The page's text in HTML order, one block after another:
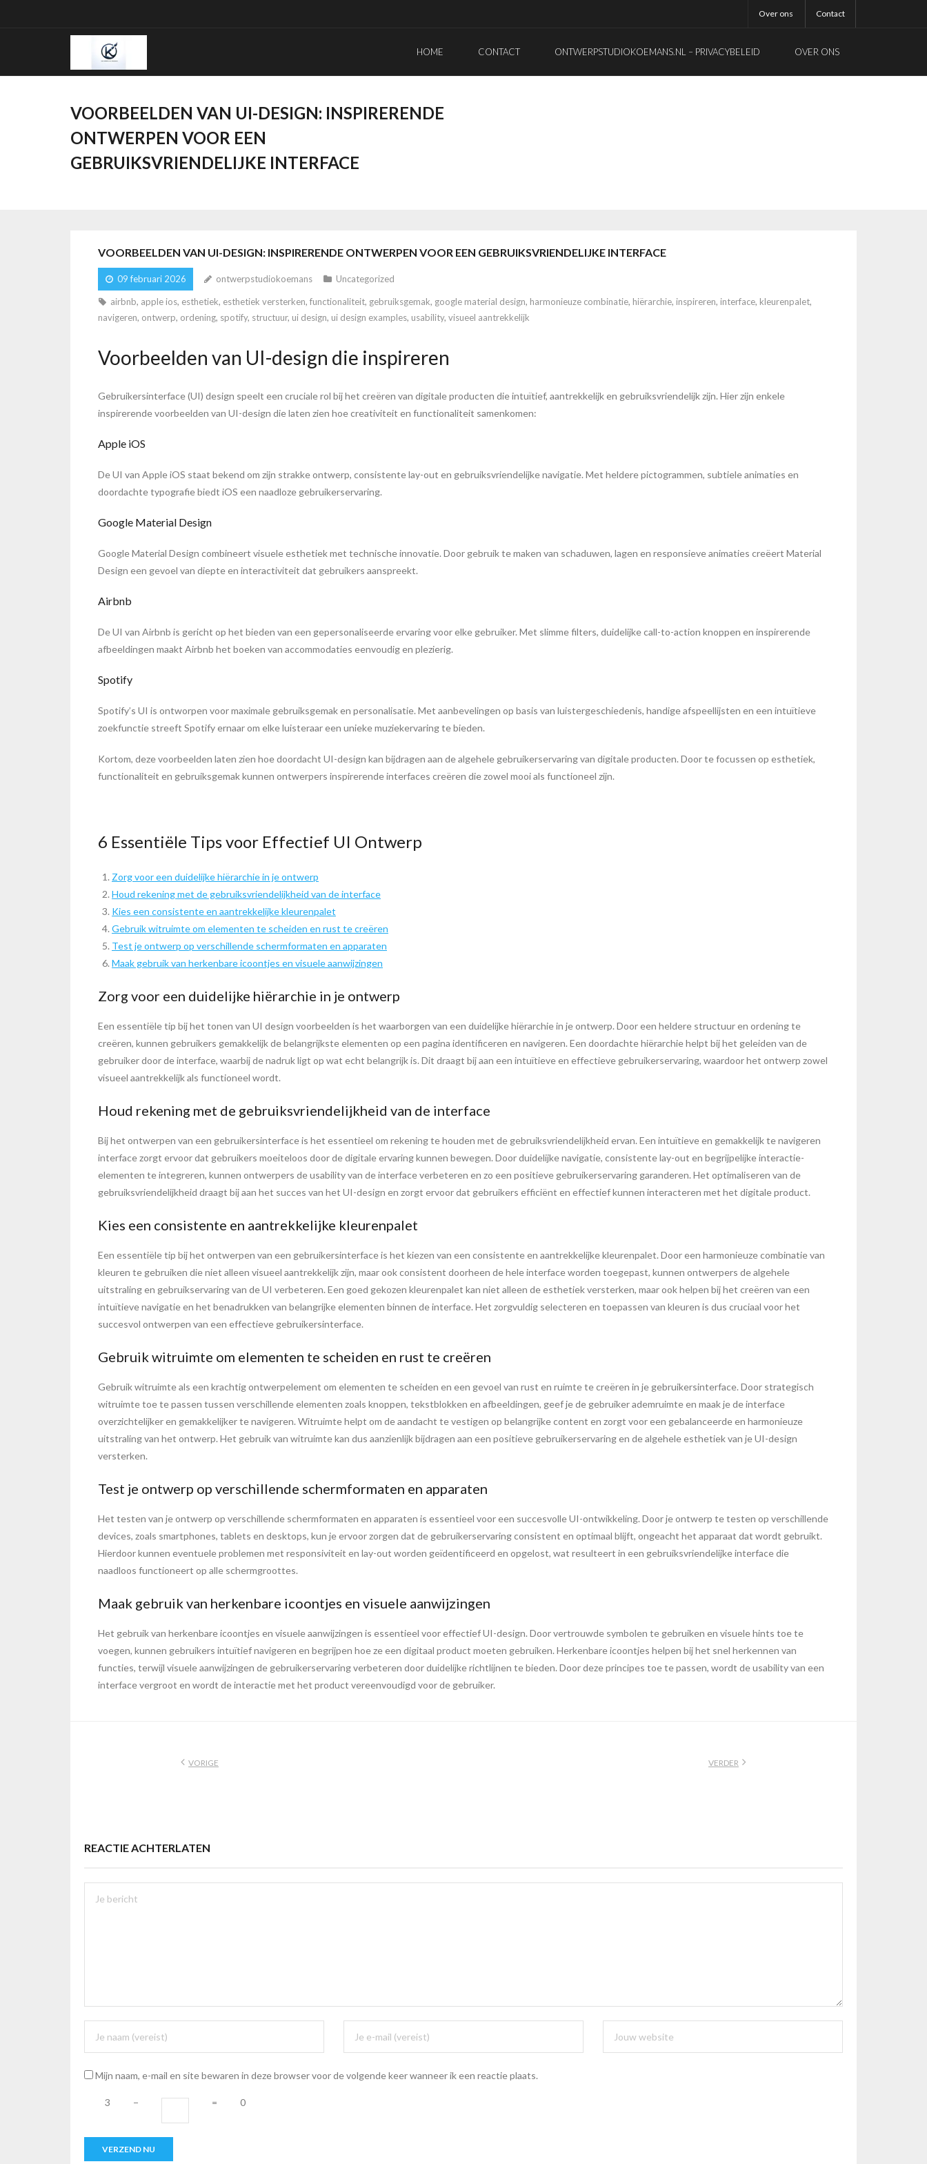
Over ons Contact
HOME CONTACT ONTWERPSTUDIOKOEMANS.NL – PRIVACYBELEID OVER ONS
VOORBEELDEN VAN UI-DESIGN: INSPIRERENDE
ONTWERPEN VOOR EEN
GEBRUIKSVRIENDELIJKE INTERFACE
VOORBEELDEN VAN UI-DESIGN: INSPIRERENDE ONTWERPEN VOOR EEN GEBRUIKSVRIENDELIJKE INTERFACE
09 februari 2026 ontwerpstudiokoemans Uncategorized
airbnb, apple ios, esthetiek, esthetiek versterken, functionaliteit, gebruiksgemak, google material design, harmonieuze combinatie, hiërarchie, inspireren, interface, kleurenpalet,
navigeren, ontwerp, ordening, spotify, structuur, ui design, ui design examples, usability, visueel aantrekkelijk
Voorbeelden van UI-design die inspireren
Gebruikersinterface (UI) design speelt een cruciale rol bij het creëren van digitale producten die intuïtief, aantrekkelijk en gebruiksvriendelijk zijn. Hier zijn enkele
inspirerende voorbeelden van UI-design die laten zien hoe creativiteit en functionaliteit samenkomen:
Apple iOS
De UI van Apple iOS staat bekend om zijn strakke ontwerp, consistente lay-out en gebruiksvriendelijke navigatie. Met heldere pictogrammen, subtiele animaties en
doordachte typografie biedt iOS een naadloze gebruikerservaring.
Google Material Design
Google Material Design combineert visuele esthetiek met technische innovatie. Door gebruik te maken van schaduwen, lagen en responsieve animaties creëert Material
Design een gevoel van diepte en interactiviteit dat gebruikers aanspreekt.
Airbnb
De UI van Airbnb is gericht op het bieden van een gepersonaliseerde ervaring voor elke gebruiker. Met slimme filters, duidelijke call-to-action knoppen en inspirerende
afbeeldingen maakt Airbnb het boeken van accommodaties eenvoudig en plezierig.
Spotify
Spotify’s UI is ontworpen voor maximale gebruiksgemak en personalisatie. Met aanbevelingen op basis van luistergeschiedenis, handige afspeellijsten en een intuïtieve
zoekfunctie streeft Spotify ernaar om elke luisteraar een unieke muziekervaring te bieden.
Kortom, deze voorbeelden laten zien hoe doordacht UI-design kan bijdragen aan de algehele gebruikerservaring van digitale producten. Door te focussen op esthetiek,
functionaliteit en gebruiksgemak kunnen ontwerpers inspirerende interfaces creëren die zowel mooi als functioneel zijn.
6 Essentiële Tips voor Effectief UI Ontwerp
Zorg voor een duidelijke hiërarchie in je ontwerp
Houd rekening met de gebruiksvriendelijkheid van de interface
Kies een consistente en aantrekkelijke kleurenpalet
Gebruik witruimte om elementen te scheiden en rust te creëren
Test je ontwerp op verschillende schermformaten en apparaten
Maak gebruik van herkenbare icoontjes en visuele aanwijzingen
Zorg voor een duidelijke hiërarchie in je ontwerp
Een essentiële tip bij het tonen van UI design voorbeelden is het waarborgen van een duidelijke hiërarchie in je ontwerp. Door een heldere structuur en ordening te
creëren, kunnen gebruikers gemakkelijk de belangrijkste elementen op een pagina identificeren en navigeren. Een doordachte hiërarchie helpt bij het geleiden van de
gebruiker door de interface, waarbij de nadruk ligt op wat echt belangrijk is. Dit draagt bij aan een intuïtieve en effectieve gebruikerservaring, waardoor het ontwerp zowel
visueel aantrekkelijk als functioneel wordt.
Houd rekening met de gebruiksvriendelijkheid van de interface
Bij het ontwerpen van een gebruikersinterface is het essentieel om rekening te houden met de gebruiksvriendelijkheid ervan. Een intuïtieve en gemakkelijk te navigeren
interface zorgt ervoor dat gebruikers moeiteloos door de digitale ervaring kunnen bewegen. Door duidelijke navigatie, consistente lay-out en begrijpelijke interactie-
elementen te integreren, kunnen ontwerpers de usability van de interface verbeteren en zo een positieve gebruikerservaring garanderen. Het optimaliseren van de
gebruiksvriendelijkheid draagt bij aan het succes van het UI-design en zorgt ervoor dat gebruikers efficiënt en effectief kunnen interacteren met het digitale product.
Kies een consistente en aantrekkelijke kleurenpalet
Een essentiële tip bij het ontwerpen van een gebruikersinterface is het kiezen van een consistente en aantrekkelijke kleurenpalet. Door een harmonieuze combinatie van
kleuren te gebruiken die niet alleen visueel aantrekkelijk zijn, maar ook consistent doorheen de hele interface worden toegepast, kunnen ontwerpers de algehele
uitstraling en gebruikservaring van de UI verbeteren. Een goed gekozen kleurenpalet kan niet alleen de esthetiek versterken, maar ook helpen bij het creëren van een
intuïtieve navigatie en het benadrukken van belangrijke elementen binnen de interface. Het zorgvuldig selecteren en toepassen van kleuren is dus cruciaal voor het
succesvol ontwerpen van een effectieve gebruikersinterface.
Gebruik witruimte om elementen te scheiden en rust te creëren
Gebruik witruimte als een krachtig ontwerpelement om elementen te scheiden en een gevoel van rust en ruimte te creëren in je gebruikersinterface. Door strategisch
witruimte toe te passen tussen verschillende elementen zoals knoppen, tekstblokken en afbeeldingen, geef je de gebruiker ademruimte en maak je de interface
overzichtelijker en gemakkelijker te navigeren. Witruimte helpt om de aandacht te vestigen op belangrijke content en zorgt voor een gebalanceerde en harmonieuze
uitstraling van het ontwerp. Het gebruik van witruimte kan dus aanzienlijk bijdragen aan een positieve gebruikerservaring en de algehele esthetiek van je UI-design
versterken.
Test je ontwerp op verschillende schermformaten en apparaten
Het testen van je ontwerp op verschillende schermformaten en apparaten is essentieel voor een succesvolle UI-ontwikkeling. Door je ontwerp te testen op verschillende
devices, zoals smartphones, tablets en desktops, kun je ervoor zorgen dat de gebruikerservaring consistent en optimaal blijft, ongeacht het apparaat dat wordt gebruikt.
Hierdoor kunnen eventuele problemen met responsiviteit en lay-out worden geïdentificeerd en opgelost, wat resulteert in een gebruiksvriendelijke interface die
naadloos functioneert op alle schermgroottes.
Maak gebruik van herkenbare icoontjes en visuele aanwijzingen
Het gebruik van herkenbare icoontjes en visuele aanwijzingen is essentieel voor effectief UI-design. Door vertrouwde symbolen te gebruiken en visuele hints toe te
voegen, kunnen gebruikers intuïtief navigeren en begrijpen hoe ze een digitaal product moeten gebruiken. Herkenbare icoontjes helpen bij het snel herkennen van
functies, terwijl visuele aanwijzingen de gebruikerservaring verbeteren door duidelijke richtlijnen te bieden. Door deze principes toe te passen, wordt de usability van een
interface vergroot en wordt de interactie met het product vereenvoudigd voor de gebruiker.
VORIGE VERDER
REACTIE ACHTERLATEN
Mijn naam, e-mail en site bewaren in deze browser voor de volgende keer wanneer ik een reactie plaats.
3 − = 0